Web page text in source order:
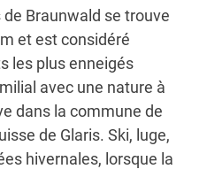
Braunwald se trouve
et est considéré
les plus enneigés
avec une nature à
dans la commune de
de Glaris. Ski, luge,
hivernales, lorsque la